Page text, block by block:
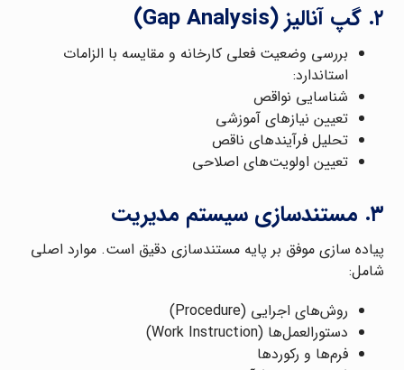
۲. گپ آنالیز (Gap Analysis)
بررسی وضعیت فعلی کارخانه و مقایسه با الزامات
استاندارد:
شناسایی نواقص
تعیین نیازهای آموزشی
تحلیل فرآیندهای ناقص
تعیین اولویت‌های اصلاحی
۳. مستندسازی سیستم مدیریت
پیاده سازی موفق بر پایه مستندسازی دقیق است. موارد اصلی
شامل:
روش‌های اجرایی (Procedure)
دستورالعمل‌ها (Work Instruction)
فرم‌ها و رکوردها